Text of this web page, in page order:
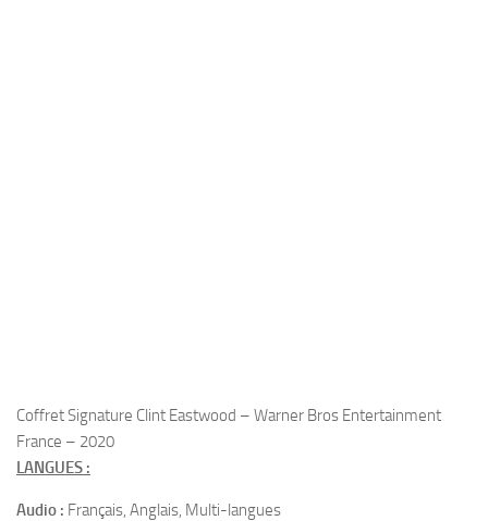
Coffret Signature Clint Eastwood – Warner Bros Entertainment
France – 2020
LANGUES :
Audio : Français, Anglais, Multi-langues